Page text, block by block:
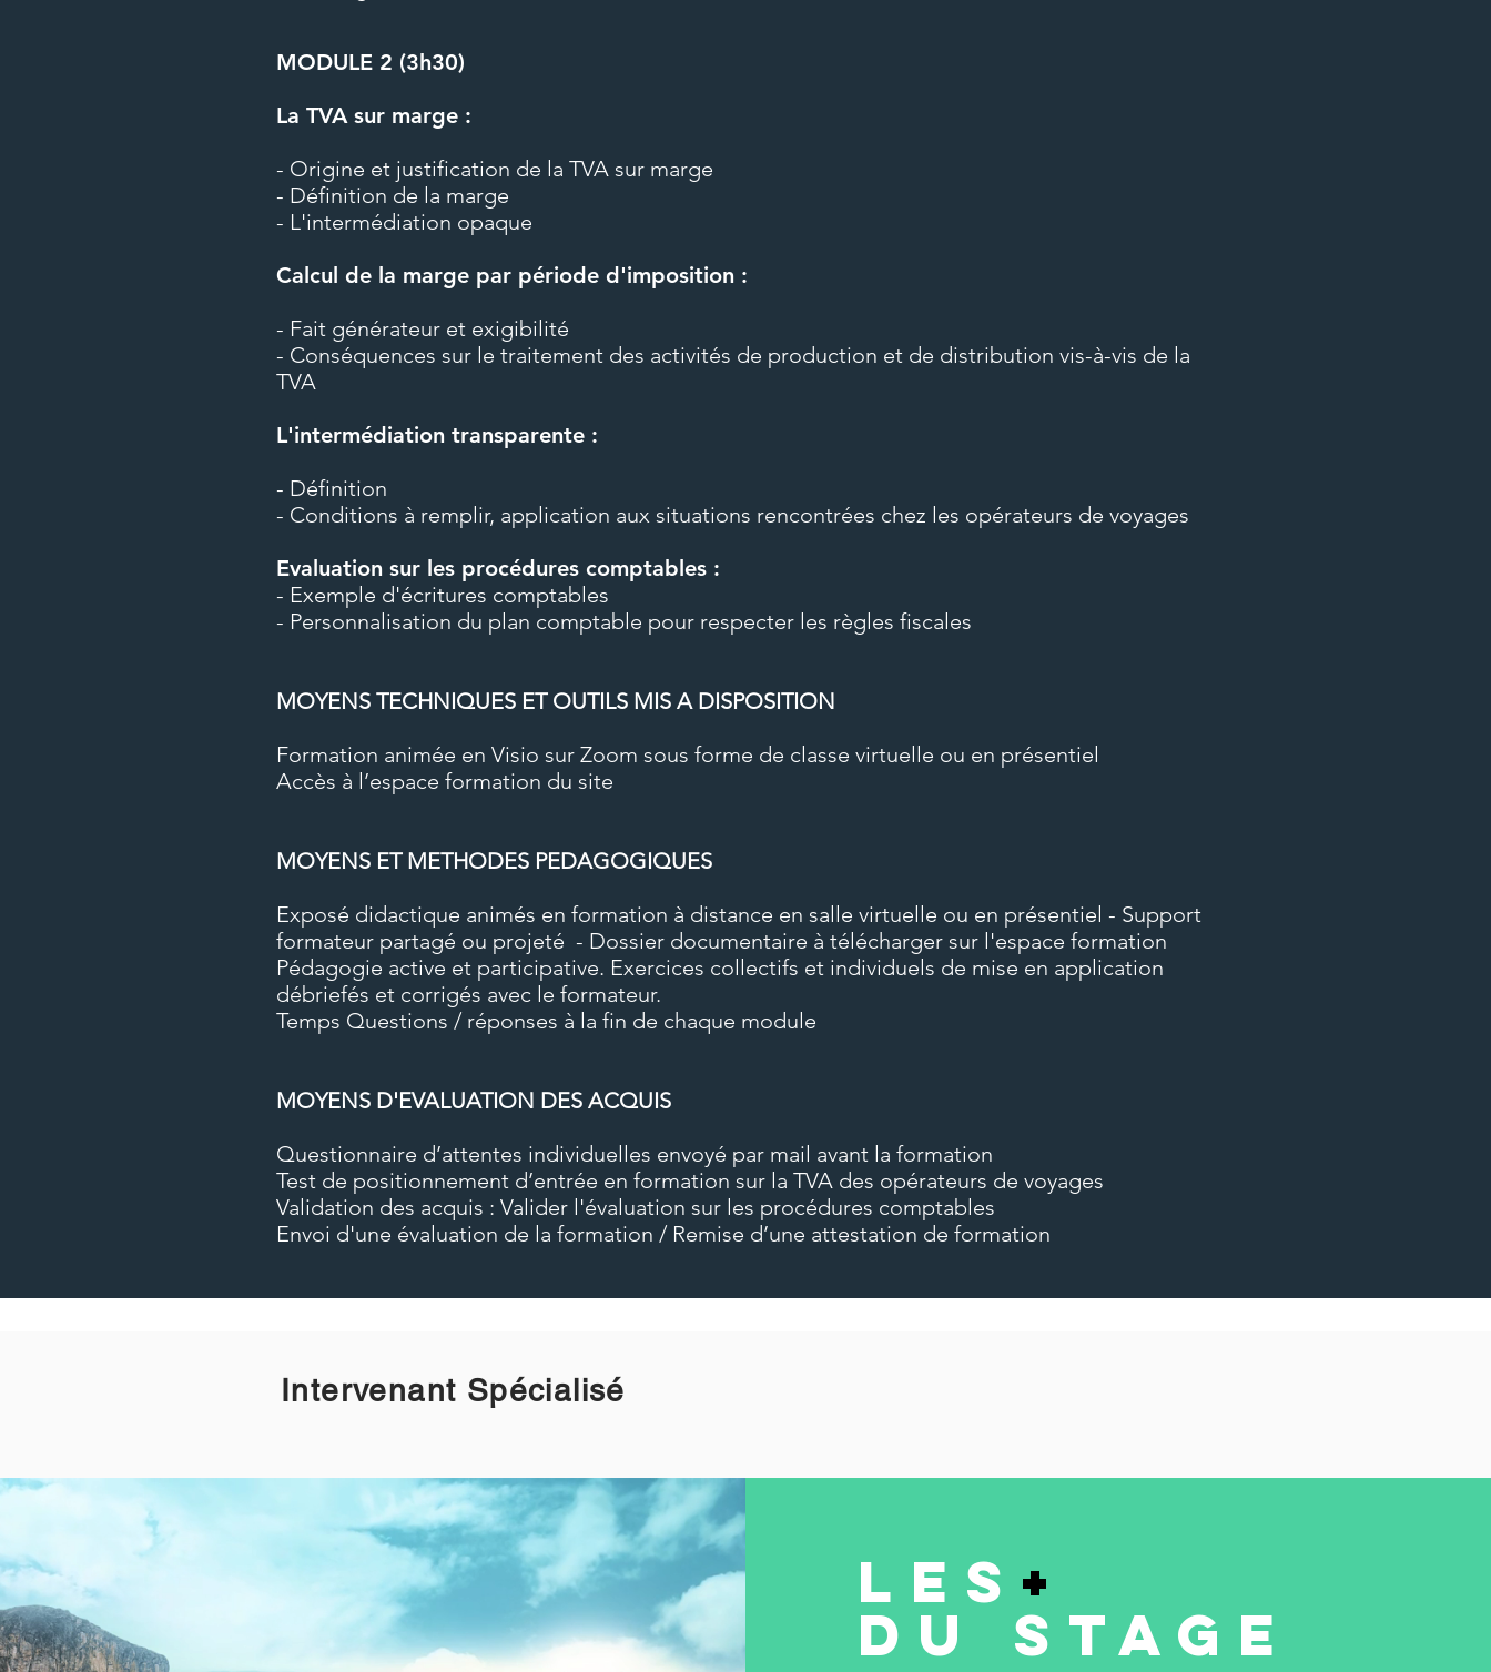
TVA Nouvel opérateur
MODULE 2 (3h30)
La TVA sur marge :
- Origine et justification de la TVA sur marge
- Définition de la marge
- L'intermédiation opaque
Calcul de la marge par période d'imposition :
- Fait générateur et exigibilité
- Conséquences sur le traitement des activités de production et de distribution vis-à-vis de la
TVA
L'intermédiation transparente :
- Définition
- Conditions à remplir, application aux situations rencontrées chez les opérateurs de voyages
Evaluation sur les procédures comptables :
- Exemple d'écritures comptables
- Personnalisation du plan comptable pour respecter les règles fiscales
MOYENS TECHNIQUES ET OUTILS MIS A DISPOSITION
Formation animée en Visio sur Zoom sous forme de classe virtuelle ou en présentiel
Accès à l’espace formation du site
MOYENS ET METHODES PEDAGOGIQUES
Exposé didactique animés en formation à distance en salle virtuelle ou en présentiel - Support
formateur partagé ou projeté - Dossier documentaire à télécharger sur l'espace formation
Pédagogie active et participative. Exercices collectifs et individuels de mise en application
débriefés et corrigés avec le formateur.
Temps Questions / réponses à la fin de chaque module
MOYENS D'EVALUATION DES ACQUIS
Questionnaire d’attentes individuelles envoyé par mail avant la formation
Test de positionnement d’entrée en formation sur la TVA des opérateurs de voyages
Validation des acquis : Valider l'évaluation sur les procédures comptables
Envoi d'une évaluation de la formation / Remise d’une attestation de formation
Intervenant Spécialisé
Les +
du stage